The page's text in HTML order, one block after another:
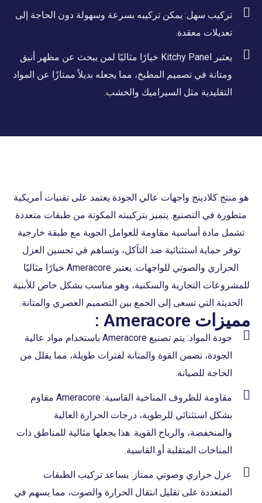
تركيب سهل: يمكن تركيبه بسرعة وسهولة دون الحاجة إلى
تعديلات معقدة.
يعتبر Kitchy Panel خيارًا مثاليًا لمن يبحث عن مظهر أنيق
ومتانة في تصميم المطبخ، مما يجعله بديلاً ممتازًا عن المواد
التقليدية مثل السيراميك والخشب.
هو منتج كلادينج واجهات عالي الجودة يعتمد على تقنيات أمريكية
متطورة في التصنيع. يتميز بتركيبته المكونة من طبقات متعددة
تشمل مادة أساسية مقاومة للعوامل الجوية مع طبقة خارجية
توفر حماية استثنائية ضد التآكل، وتساهم في تحسين العزل
الحراري والصوتي للواجهات. يعتبر Ameracore خيارًا مثاليًا
للمشروعات التجارية والسكنية، وهو مناسب بشكل خاص للأبنية
الحديثة التي تسعى إلى الجمع بين التصميم العصري والمتانة.
مميزات Ameracore :
جودة المواد: يتم تصنيع Ameracore باستخدام مواد عالية
الجودة، تضمن القوة والمتانة لفترات طويلة، مما يقلل من
الحاجة للصيانة.
مقاومة للظروف المناخية القاسية: Ameracore مقاوم
بشكل استثنائي للرطوبة، درجات الحرارة العالية
والمنخفضة، والرياح القوية. هذا يجعلها مثالية للمناطق ذات
المناخات المتقلبة أو القاسية.
عزل حراري وصوتي ممتاز: يساعد تركيب الطبقات
المتعددة على تقليل انتقال الحرارة والصوت، مما يسهم في